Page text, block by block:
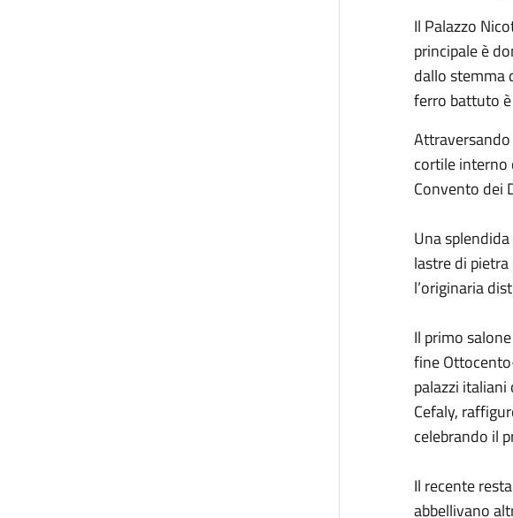
Il Palazzo
principale è
dallo stemma
ferro battuto
Attraversando
cortile interno
Convento dei
Una
lastre di
l’originaria
Il primo
fine
palazzi
Cefaly,
celebrando il
Il recente
abbellivano